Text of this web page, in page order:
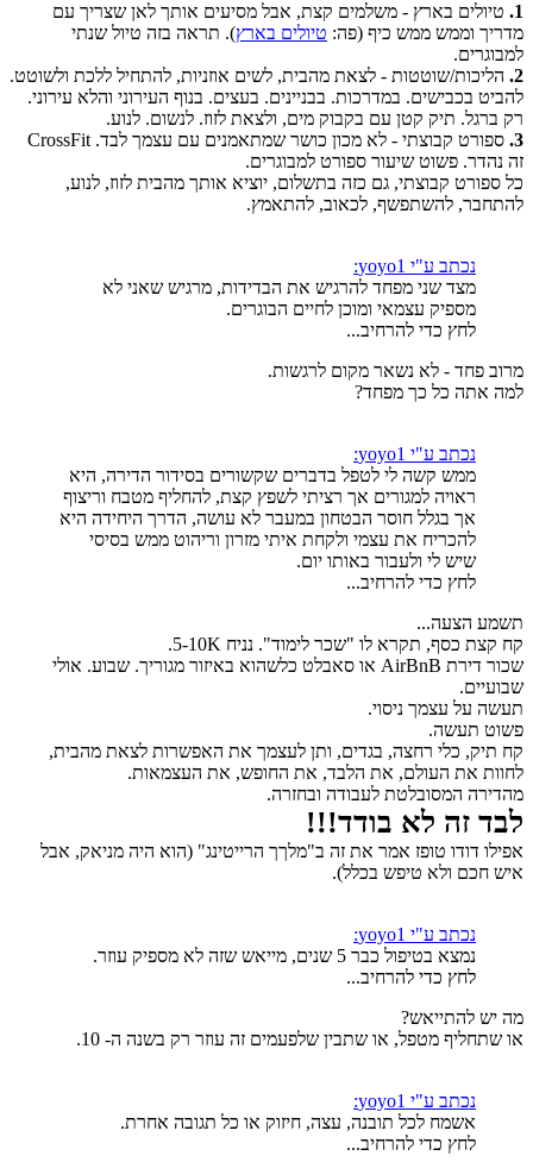
1. טיולים בארץ - משלמים קצת, אבל מסיעים אותך לאן שצריך עם
מדריך וממש ממש כיף (פה: טיולים בארץ). תראה בזה טיול שנתי
למבוגרים.
2. הליכות/שוטטות - לצאת מהבית, לשים אוזניות, להתחיל ללכת ולשוטט.
להביט בכבישים. במדרכות. בבניינים. בעצים. בנוף העירוני והלא עירוני.
רק ברגל. תיק קטן עם בקבוק מים, ולצאת לזוז. לנשום. לנוע.
3.
ספורט קבוצתי - לא מכון כושר שמתאמנים עם עצמך לבד. CrossFit
זה נהדר. פשוט שיעור ספורט למבוגרים.
כל ספורט קבוצתי, גם כזה בתשלום, יוציא אותך מהבית לזוז, לנוע,
להתחבר, להשתפשף, לכאוב, להתאמץ.
נכתב ע"י yoyo1:
מצד שני מפחד להרגיש את הבדידות, מרגיש שאני לא
מספיק עצמאי ומוכן לחיים הבוגרים.
לחץ כדי להרחיב...
מרוב פחד - לא נשאר מקום לרגשות.
למה אתה כל כך מפחד?
נכתב ע"י yoyo1:
ממש קשה לי לטפל בדברים שקשורים בסידור הדירה, היא
ראויה למגורים אך רציתי לשפץ קצת, להחליף מטבח וריצוף
אך בגלל חוסר הבטחון במעבר לא עושה, הדרך היחידה היא
להכריח את עצמי ולקחת איתי מזרון וריהוט ממש בסיסי
שיש לי ולעבור באותו יום.
לחץ כדי להרחיב...
תשמע הצעה...
קח קצת כסף, תקרא לו "שכר לימוד". נניח 5-10K.
שכור דירת AirBnB או סאבלט כלשהוא באיזור מגוריך. שבוע. אולי
שבועיים.
תעשה על עצמך ניסוי.
פשוט תעשה.
קח תיק, כלי רחצה, בגדים, ותן לעצמך את האפשרות לצאת מהבית,
לחוות את העולם, את הלבד, את החופש, את העצמאות.
מהדירה המסובלטת לעבודה ובחזרה.
לבד זה לא בודד!!!
אפילו דודו טופז אמר את זה ב"מלךך הרייטינג" (הוא היה מניאק, אבל
איש חכם ולא טיפש בכלל).
נכתב ע"י yoyo1:
נמצא בטיפול כבר 5 שנים, מייאש שזה לא מספיק עוזר.
לחץ כדי להרחיב...
מה יש להתייאש?
או שתחליף מטפל, או שתבין שלפעמים זה עוזר רק בשנה ה- 10.
נכתב ע"י yoyo1:
אשמח לכל תובנה, עצה, חיזוק או כל תגובה אחרת.
לחץ כדי להרחיב...